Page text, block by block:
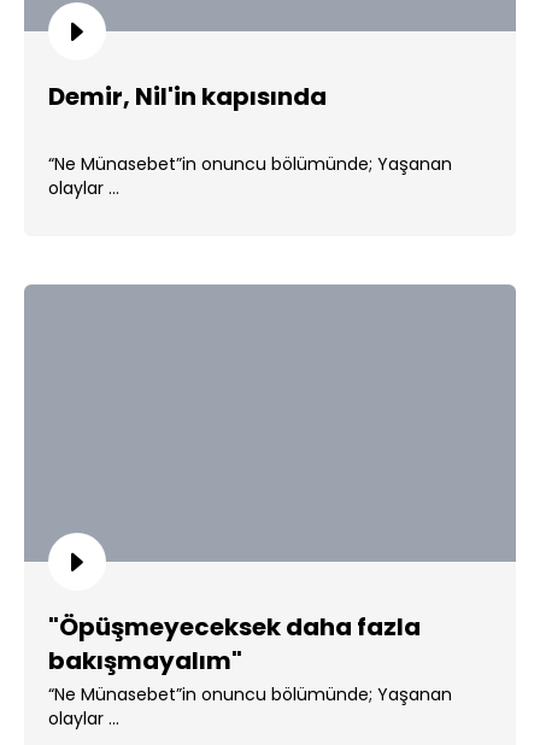
Demir, Nil'in kapısında
“Ne Münasebet”in onuncu bölümünde; Yaşanan
olaylar ...
"Öpüşmeyeceksek daha fazla
bakışmayalım"
“Ne Münasebet”in onuncu bölümünde; Yaşanan
olaylar ...